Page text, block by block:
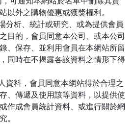
以外之購物優惠或獲獎權利。
分析、統計或研究、或為提供會員
目的，會員同意本公司、或本公司
、保存、並利用會員在本網站所留
同時在不揭露各該資料之情形下得
資料，會員同意本網站得於合理之
、傳遞及使用該等資料，以提供使
作成會員統計資料、或進行關於網
。